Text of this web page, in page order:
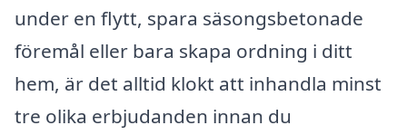
under en flytt, spara säsongsbetonade
föremål eller bara skapa ordning i ditt
hem, är det alltid klokt att inhandla minst
tre olika erbjudanden innan du